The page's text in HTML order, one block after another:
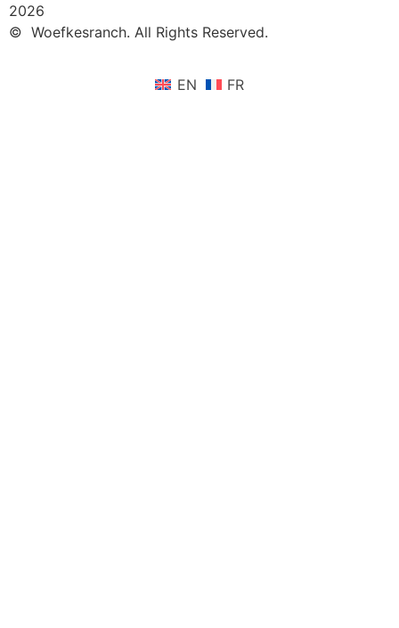
2026
© Woefkesranch. All Rights Reserved.
EN FR